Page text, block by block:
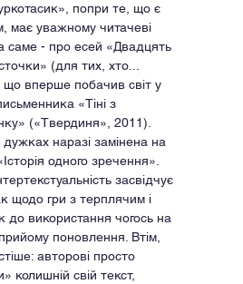
попри те, що є
має уважному читачеві
саме - про есей «Двадцять
(для тих, хто...
вперше побачив світ у
«Тіні з
(«Твердиня», 2011).
наразі замінена на
одного зречення».
засвідчує
щодо гри з терплячим і
використання чогось на
поновлення. Втім,
авторові просто
колишній свій текст,